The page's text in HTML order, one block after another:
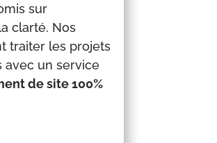
sur
clarté. Nos
traiter les projets
avec un service
de site 100%